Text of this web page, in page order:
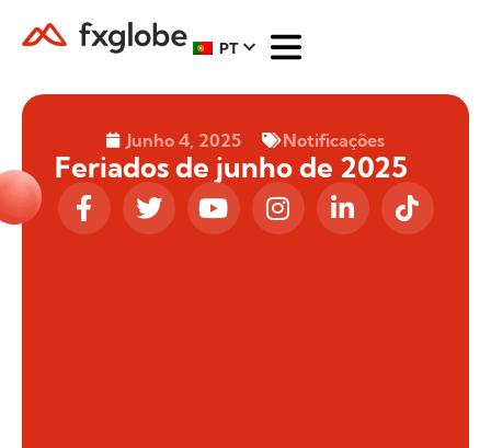
PT
Junho 4, 2025 Notificações
Feriados de junho de 2025